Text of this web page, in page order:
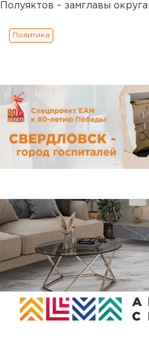
Полуяктов – замглавы
Политика